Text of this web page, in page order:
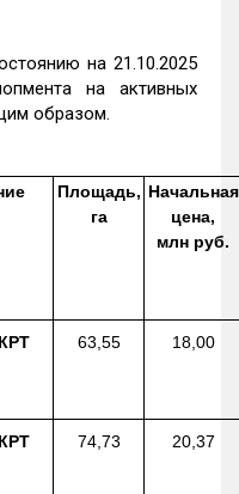
на 21.10.2025
на активных
образом.
Площадь,
га
Начальная
цена,
млн руб.
КРТ 63,55 18,00
КРТ 74,73 20,37